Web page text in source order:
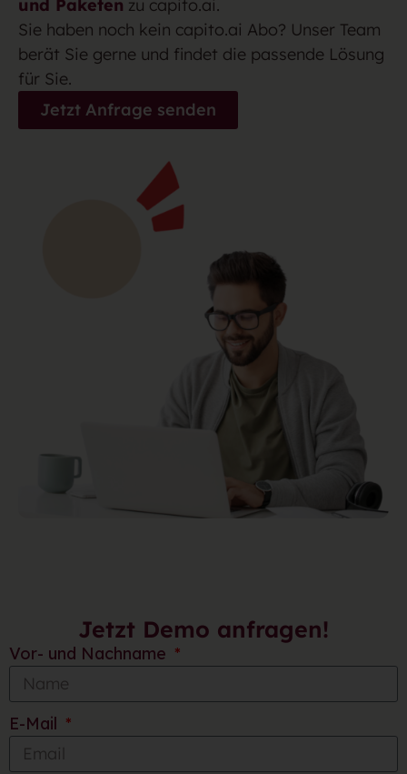
und Paketen zu capito.ai.
Sie haben noch kein capito.ai Abo? Unser Team
berät Sie gerne und findet die passende Lösung
für Sie.
Jetzt Anfrage senden
Jetzt Demo anfragen!
Vor- und Nachname
E-Mail